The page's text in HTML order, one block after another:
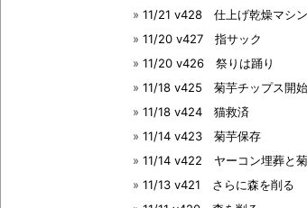
11/21 v428 仕上げ乾燥マシ
11/20 v427 指サック
11/20 v426 祭りは踊り
11/18 v425 菊芋チップス開始
11/18 v424 猫救済
11/14 v423 菊芋保存
11/14 v422 ヤーコン埋葬と
11/13 v421 さらに森を削る